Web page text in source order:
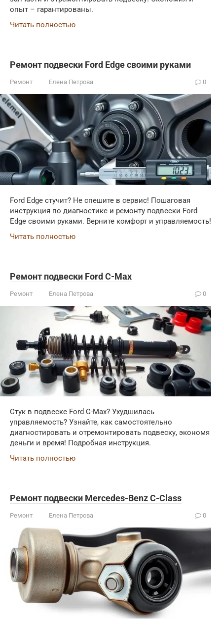
опыт – гарантированы.
Читать полностью
Ремонт подвески Ford Edge своими руками
Ремонт Елена Петрова 0
Ford Edge стучит? Не спешите в сервис! Пошаговая
инструкция по диагностике и ремонту подвески Ford
Edge своими руками. Верните комфорт и управляемость!
Читать полностью
Ремонт подвески Ford C-Max
Ремонт Елена Петрова 0
Стук в подвеске Ford C-Max? Ухудшилась
управляемость? Узнайте, как самостоятельно
диагностировать и отремонтировать подвеску, экономя
деньги и время! Подробная инструкция.
Читать полностью
Ремонт подвески Mercedes-Benz C-Class
Ремонт Елена Петрова 0